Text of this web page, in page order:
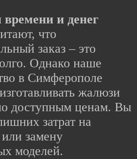
и денег
что
заказ – это
Однако наше
в Симферополе
жалюзи
доступным ценам. Вы
затрат на
замену
моделей.